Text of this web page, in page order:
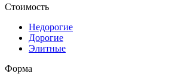
Стоимость
Недорогие
Дорогие
Элитные
Форма